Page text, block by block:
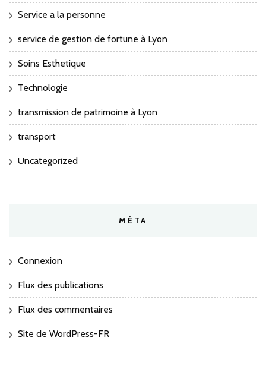
Service a la personne
service de gestion de fortune à Lyon
Soins Esthetique
Technologie
transmission de patrimoine à Lyon
transport
Uncategorized
MÉTA
Connexion
Flux des publications
Flux des commentaires
Site de WordPress-FR